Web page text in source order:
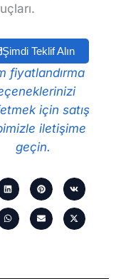
uçları.
Şimdi Teklif Alın
fiyatlandırma
için satış
iletişime
geçin.